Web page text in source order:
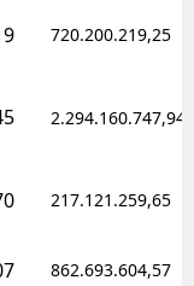
720.200.219,25
2.294.160.747,94
217.121.259,65
862.693.604,57